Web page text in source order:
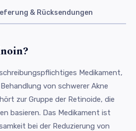
& Rücksendungen
Medikament,
von schwerer Akne
zur Gruppe der Retinoide, die
basieren. Das Medikament ist
bei der Reduzierung von